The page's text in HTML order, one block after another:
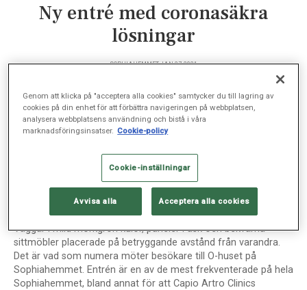
Ny entré med coronasäkra
lösningar
SOPHIAHEMMET, JAN 27, 2021
Nu är det ännu säkrare för patienter att besöka
har anpassats för att garantera god hygien och säkra
patientflöden.
Väggar i mild mörkgrön kulör, paneler i ask och bekväma
sittmöbler placerade på betryggande avstånd från varandra.
Det är vad som numera möter besökare till O-huset på
Sophiahemmet. Entrén är en av de mest frekventerade på hela
Sophiahemmet, bland annat för att Capio Artro Clinics
Genom att klicka på "acceptera alla cookies" samtycker du till lagring av
cookies på din enhet för att förbättra navigeringen på webbplatsen,
analysera webbplatsens användning och bistå i våra
marknadsföringsinsatser. Cookie-policy
Cookie-inställningar
Avvisa alla Acceptera alla cookies